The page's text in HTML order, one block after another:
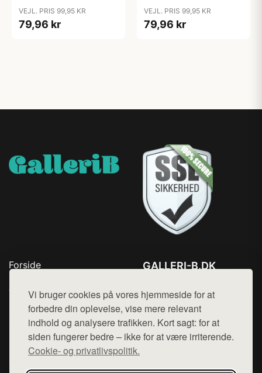
Vi bruger cookies på vores hjemmeside for at
forbedre din oplevelse, vise mere relevant
indhold og analysere trafikken. Kort sagt: for at
siden fungerer bedre – ikke for at være irriterende.
Cookie- og privatlivspolitik.
Iron/Baby Blue
VEJL. PRIS 99,95 KR
79,96 kr
Sage/Cloud
VEJL. PRIS 99,95 KR
79,96 kr
Forside
Top Rabatter
Blog
Kontakt
GALLERI-B.DK
Mail: hej@want.dk
Cookie- og privatlivspolitik